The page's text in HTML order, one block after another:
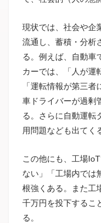
現状では、社会や企
流通し、蓄積・分析
る。例えば、自動車
カーでは、「人が運
「運転情報が第三
車ドライバーが過剰
る。さらに自動運転
用問題なども出てく
この他にも、工場
ない」「工場内では
根強くある。また工
千万円を投下するこ
る。